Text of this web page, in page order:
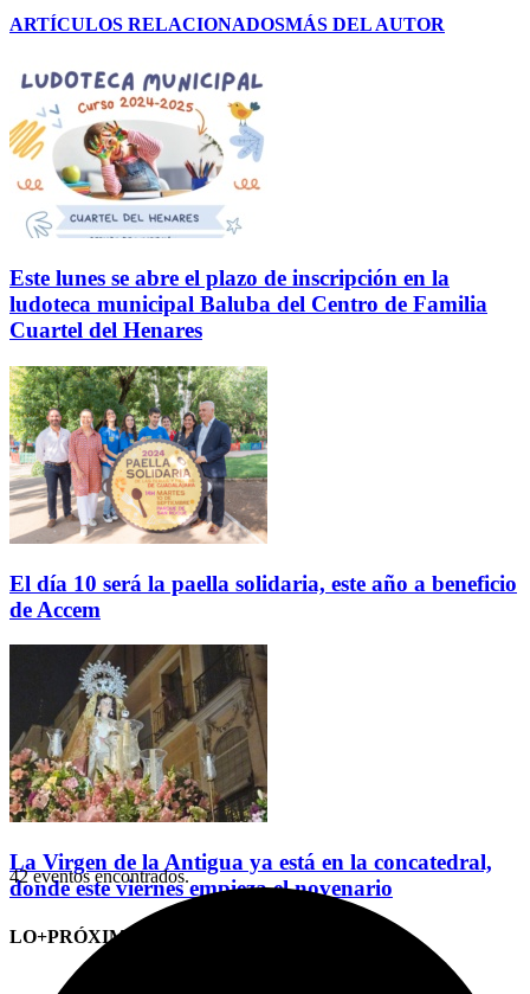
ARTÍCULOS RELACIONADOSMÁS DEL AUTOR
Este lunes se abre el plazo de inscripción en la
ludoteca municipal Baluba del Centro de Familia
Cuartel del Henares
El día 10 será la paella solidaria, este año a beneficio
de Accem
La Virgen de la Antigua ya está en la concatedral,
donde este viernes empieza el novenario
LO+PRÓXIMO (CITAS)
42 eventos encontrados.